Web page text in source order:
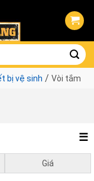
bị vệ sinh / Vòi tắm
Giá